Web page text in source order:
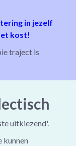
in jezelf
kost!
traject is
uitkiezend'.
kunnen